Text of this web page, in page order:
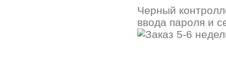
Черный
ввода пароля и